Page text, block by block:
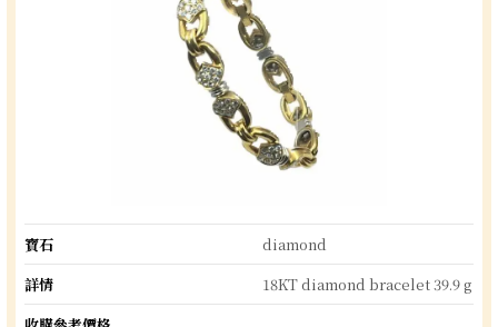
寶石
diamond
詳情
18KT diamond bracelet 39.9 g